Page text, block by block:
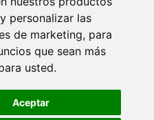
personalizar las
de marketing, para
que sean más
usted.
Aceptar
TU HISTORIA. EPISODIO 3.